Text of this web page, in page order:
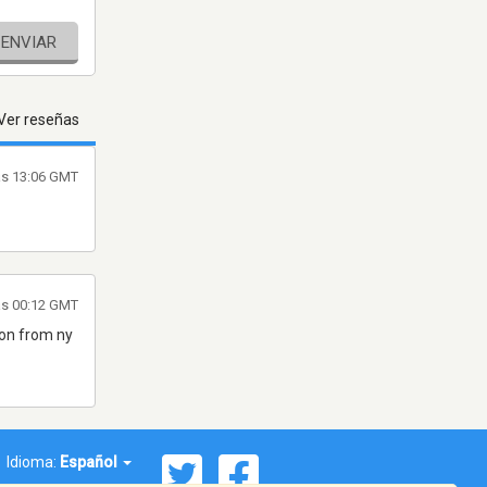
ENVIAR
reseñas
13:06 GMT
from ny
00:12 GMT
Idioma: Español